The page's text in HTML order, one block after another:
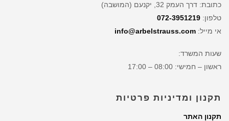
כתובת: דרך העמק 32, יקנעם (המושבה)
טלפון: 072-3951219
אי מייל: info@arbelstrauss.com
שעות המשרד:
ראשון – חמישי: 08:00 – 17:00
תקנון ומדיניות פרטיות
תקנון האתר